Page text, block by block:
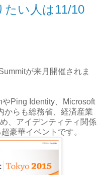
たい人は11/10
が来月開催されま
Ping Identity、Microsoft
からも総務省、経済産業
、アイデンティティ関係
豪華イベントです。